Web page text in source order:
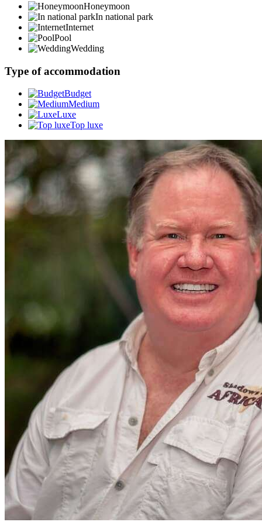
Honeymoon
In national park
Internet
Pool
Wedding
Type of accommodation
Budget
Medium
Luxe
Top luxe